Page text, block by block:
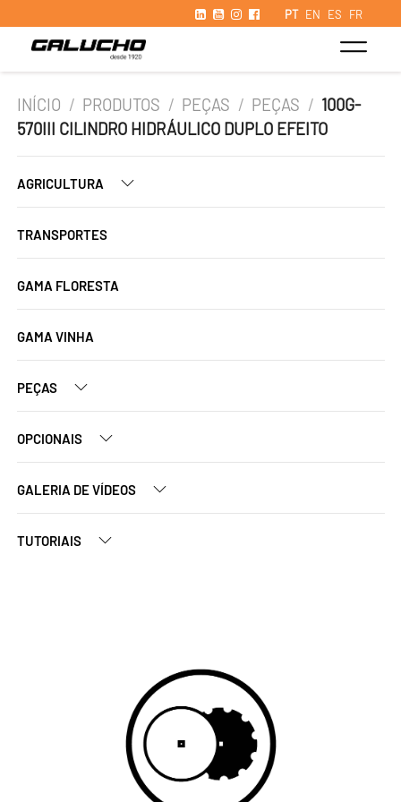
PT EN ES FR
INÍCIO / PRODUTOS / PEÇAS / PEÇAS / 100G-
570III CILINDRO HIDRÁULICO DUPLO EFEITO
AGRICULTURA
TRANSPORTES
GAMA FLORESTA
GAMA VINHA
PEÇAS
OPCIONAIS
GALERIA DE VÍDEOS
TUTORIAIS